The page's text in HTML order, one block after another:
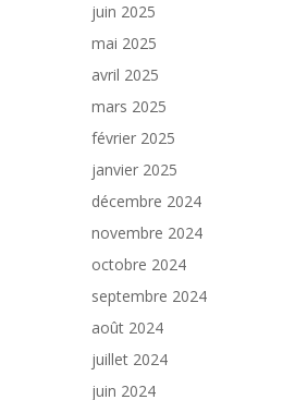
juin 2025
mai 2025
avril 2025
mars 2025
février 2025
janvier 2025
décembre 2024
novembre 2024
octobre 2024
septembre 2024
août 2024
juillet 2024
juin 2024